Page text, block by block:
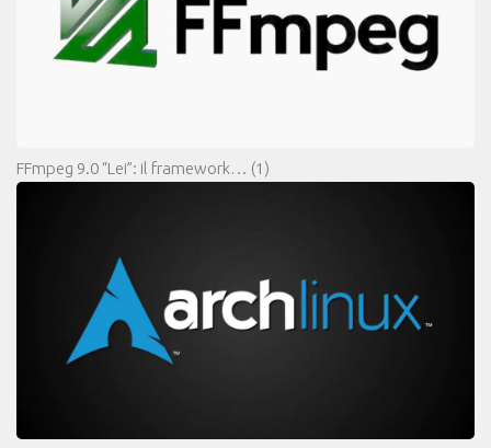
FFmpeg 9.0 “Lei”: il framework… (1)